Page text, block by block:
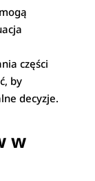
części
by
decyzje.
w